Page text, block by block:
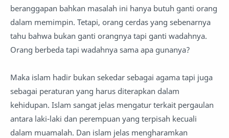
beranggapan bahkan masalah ini hanya butuh ganti orang
dalam memimpin. Tetapi, orang cerdas yang sebenarnya
tahu bahwa bukan ganti orangnya tapi ganti wadahnya.
Orang berbeda tapi wadahnya sama apa gunanya?
Maka islam hadir bukan sekedar sebagai agama tapi juga
sebagai peraturan yang harus diterapkan dalam
kehidupan. Islam sangat jelas mengatur terkait pergaulan
antara laki-laki dan perempuan yang terpisah kecuali
dalam muamalah. Dan islam jelas mengharamkan